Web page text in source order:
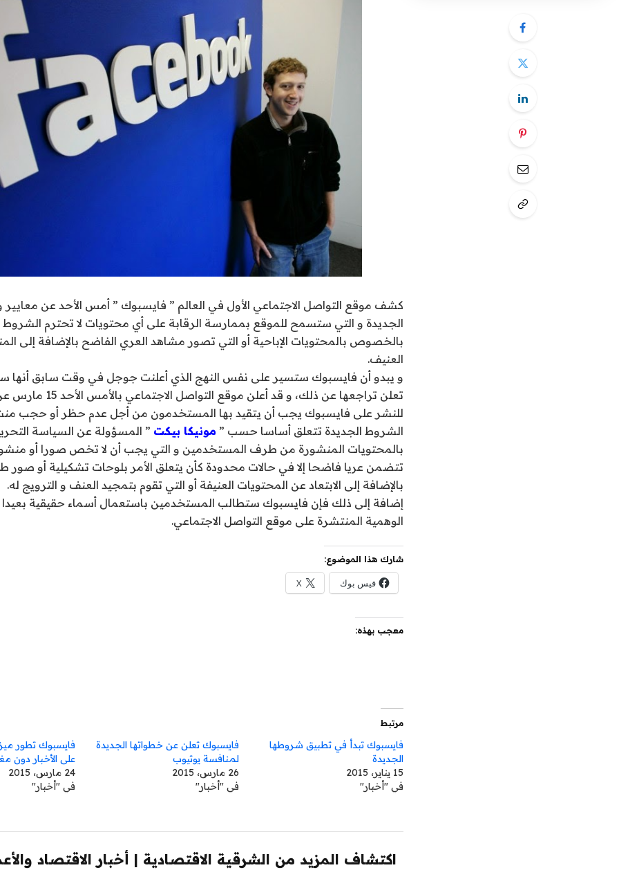
كشف موقع التواصل الاجتماعي الأول في العالم ” فايسبوك ” أمس الأحد عن
الجديدة و التي ستسمح للموقع بممارسة الرقابة على أي محتويات لا تحترم الشروط
بالخصوص بالمحتويات الإباحية أو التي تصور مشاهد العري الفاضح بالإضافة إلى
العنيف.
و يبدو أن فايسبوك ستسير على نفس النهج الذي أعلنت جوجل في وقت سابق أنها
تعلن تراجعها عن ذلك، و قد أعلن
للنشر على فايسبوك يجب أن يتقيد بها المستخدمون من أجل عدم حظر أو حجب
الشروط الجديدة تتعلق أساسا حسب ” مونيكا بيكت ” المسؤولة عن السياسة
بالمحتويات المنشورة من طرف المستخدمين و التي يجب أن لا تخص صورا أو
تتضمن عريا فاضحا إلا في حالات محدودة كأن يتعلق الأمر بلوحات تشكيلية أو صور
بالإضافة إلى الابتعاد عن المحتويات العنيفة أو التي تقوم بتمجيد العنف و الترويج له.
إضافة إلى ذلك فإن فايسبوك ستطالب المستخدمين باستعمال أسماء حقيقية بعيدا
الوهمية المنتشرة على موقع التواصل الاجتماعي.
شارك هذا الموضوع:
فيس بوك X
معجب بهذه:
مرتبط
فايسبوك تبدأ في تطبيق شروطها
الجديدة
15 يناير، 2015
في "أخبار"
فايسبوك تعلن عن خطواتها الجديدة
لمنافسة يوتيوب
26 مارس، 2015
في "أخبار"
فايسبوك تطور
على الأخبار دون
24 مارس، 2015
في "أخبار"
اكتشاف المزيد من الشرقية الاقتصادية | أخبار الاقتصاد